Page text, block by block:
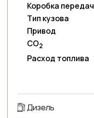
Коробка передач
Тип кузова
Привод
CO2
Расход топлива
Дизель